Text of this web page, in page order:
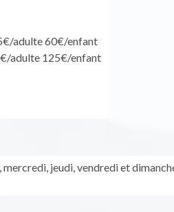
adulte 60€/enfant
adulte 125€/enfant
jeudi, vendredi et